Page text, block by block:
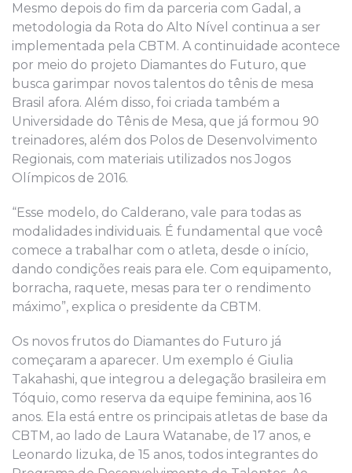
Mesmo depois do fim da parceria com Gadal, a
metodologia da Rota do Alto Nível continua a ser
implementada pela CBTM. A continuidade acontece
por meio do projeto Diamantes do Futuro, que
busca garimpar novos talentos do tênis de mesa
Brasil afora. Além disso, foi criada também a
Universidade do Tênis de Mesa, que já formou 90
treinadores, além dos Polos de Desenvolvimento
Regionais, com materiais utilizados nos Jogos
Olímpicos de 2016.
“Esse modelo, do Calderano, vale para todas as
modalidades individuais. É fundamental que você
comece a trabalhar com o atleta, desde o início,
dando condições reais para ele. Com equipamento,
borracha, raquete, mesas para ter o rendimento
máximo”, explica o presidente da CBTM.
Os novos frutos do Diamantes do Futuro já
começaram a aparecer. Um exemplo é Giulia
Takahashi, que integrou a delegação brasileira em
Tóquio, como reserva da equipe feminina, aos 16
anos. Ela está entre os principais atletas de base da
CBTM, ao lado de Laura Watanabe, de 17 anos, e
Leonardo Iizuka, de 15 anos, todos integrantes do